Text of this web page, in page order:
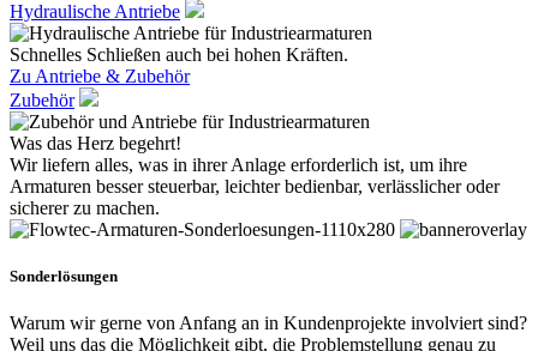
Hydraulische Antriebe
Schnelles Schließen auch bei hohen Kräften.
Zu Antriebe & Zubehör
Zubehör
Was das Herz begehrt!
Wir liefern alles, was in ihrer Anlage erforderlich ist, um ihre
Armaturen besser steuerbar, leichter bedienbar, verlässlicher oder
sicherer zu machen.
Sonderlösungen
Warum wir gerne von Anfang an in Kundenprojekte involviert sind?
Weil uns das die Möglichkeit gibt, die Problemstellung genau zu